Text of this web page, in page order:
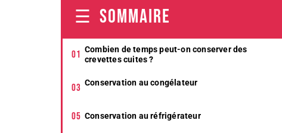
SOMMAIRE
Combien de temps peut-on conserver des
crevettes cuites ?
Conservation au congélateur
Conservation au réfrigérateur